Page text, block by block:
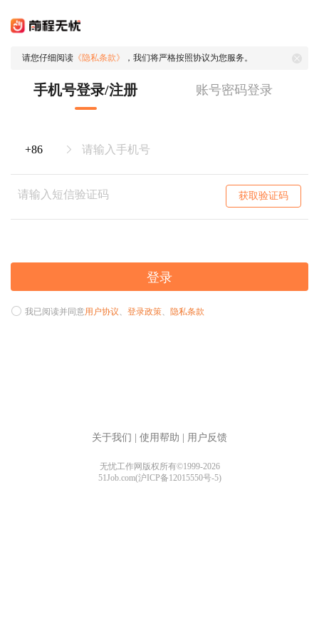
请您仔细阅读 《隐私条款》 ，我们将严格按照协议为您服务。
手机号登录/注册 账号密码登录
获取验证码
登录
我已阅读并同意用户协议、 登录政策、 隐私条款
关于我们 使用帮助 用户反馈
无忧工作网版权所有©1999-2026
51Job.com(沪ICP备12015550号-5)